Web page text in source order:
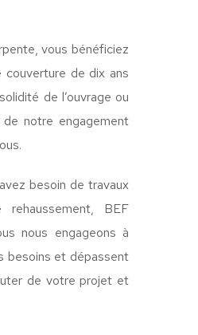
vous bénéficiez
de dix ans
de l’ouvrage ou
notre engagement
besoin de travaux
BEF
nous engageons à
besoins et dépassent
de votre projet et